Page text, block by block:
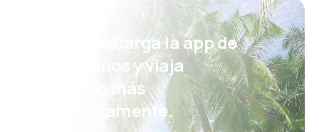
¡Eh! Descarga la app de
eDestinos y viaja
incluso más
cómodamente.